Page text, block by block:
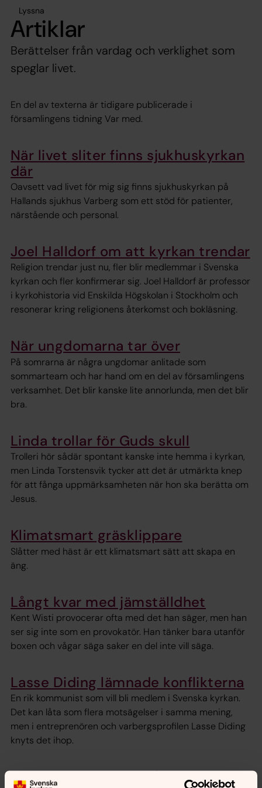
Lyssna
Artiklar
Berättelser från vardag och verklighet som
speglar livet.
En del av texterna är tidigare publicerade i
församlingens tidning Var med.
När livet sliter finns sjukhuskyrkan
där
Oavsett vad livet för mig sig finns sjukhuskyrkan på
Hallands sjukhus Varberg som ett stöd för patienter,
närstående och personal.
Joel Halldorf om att kyrkan trendar
Religion trendar just nu, fler blir medlemmar i Svenska
kyrkan och fler konfirmerar sig. Joel Halldorf är professor
i kyrkohistoria vid Enskilda Högskolan i Stockholm och
resonerar kring religionens återkomst och bokläsning.
När ungdomarna tar över
På somrarna är några ungdomar anlitade som
sommarteam och har hand om en del av församlingens
verksamhet. Det blir kanske lite annorlunda, men det blir
bra.
Linda trollar för Guds skull
Trolleri hör sådär spontant kanske inte hemma i kyrkan,
men Linda Torstensvik tycker att det är utmärkta knep
för att fånga uppmärksamheten när hon ska berätta om
Jesus.
Klimatsmart gräsklippare
Slåtter med häst är ett klimatsmart sätt att skapa en
äng.
Långt kvar med jämställdhet
Kent Wisti provocerar ofta med det han säger, men han
ser sig inte som en provokatör. Han tänker bara utanför
boxen och vågar säga saker en del inte vill säga.
Lasse Diding lämnade konflikterna
En rik kommunist som vill bli medlem i Svenska kyrkan.
Det kan låta som flera motsägelser i samma mening,
men i entreprenören och varbergsprofilen Lasse Diding
knyts det ihop.
När hela människan får vara med